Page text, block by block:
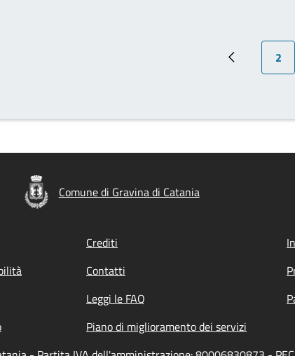
Pagina
2
Comune di Gravina di Catania
Crediti
Contatti
Leggi le FAQ
Piano di miglioramento dei servizi